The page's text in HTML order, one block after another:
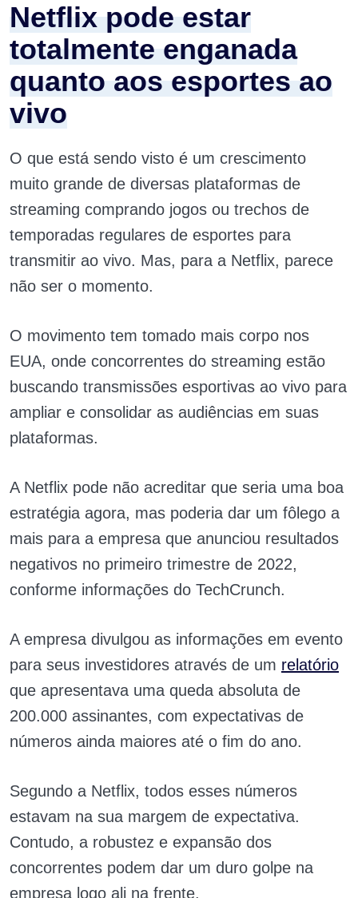
Netflix pode estar
totalmente enganada
quanto aos esportes ao
vivo
O que está sendo visto é um crescimento
muito grande de diversas plataformas de
streaming comprando jogos ou trechos de
temporadas regulares de esportes para
transmitir ao vivo. Mas, para a Netflix, parece
não ser o momento.
O movimento tem tomado mais corpo nos
EUA, onde concorrentes do streaming estão
buscando transmissões esportivas ao vivo para
ampliar e consolidar as audiências em suas
plataformas.
A Netflix pode não acreditar que seria uma boa
estratégia agora, mas poderia dar um fôlego a
mais para a empresa que anunciou resultados
negativos no primeiro trimestre de 2022,
conforme informações do TechCrunch.
A empresa divulgou as informações em evento
para seus investidores através de um relatório
que apresentava uma queda absoluta de
200.000 assinantes, com expectativas de
números ainda maiores até o fim do ano.
Segundo a Netflix, todos esses números
estavam na sua margem de expectativa.
Contudo, a robustez e expansão dos
concorrentes podem dar um duro golpe na
empresa logo ali na frente.